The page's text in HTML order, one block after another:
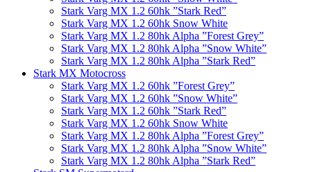
Stark Varg MX 1.2 60hk ”Stark Red”
Stark Varg MX 1.2 60hk Snow White
Stark Varg MX 1.2 80hk Alpha ”Forest Grey”
Stark Varg MX 1.2 80hk Alpha ”Snow White”
Stark Varg MX 1.2 80hk Alpha ”Stark Red”
Stark MX Motocross
Stark Varg MX 1.2 60hk ”Forest Grey”
Stark Varg MX 1.2 60hk ”Snow White”
Stark Varg MX 1.2 60hk ”Stark Red”
Stark Varg MX 1.2 60hk Snow White
Stark Varg MX 1.2 80hk Alpha ”Forest Grey”
Stark Varg MX 1.2 80hk Alpha ”Snow White”
Stark Varg MX 1.2 80hk Alpha ”Stark Red”